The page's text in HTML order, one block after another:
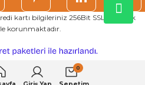
0
kartı bilgileriniz 256Bit SSL güvenlik
korunmaktadır.
e-
paketleri